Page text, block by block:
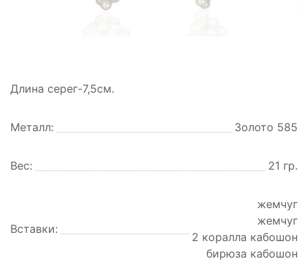
Длина серег-7,5см.
Металл: Золото 585
Вес: 21 гр.
Вставки:
жемчуг
жемчуг
2 коралла кабошон
бирюза кабошон